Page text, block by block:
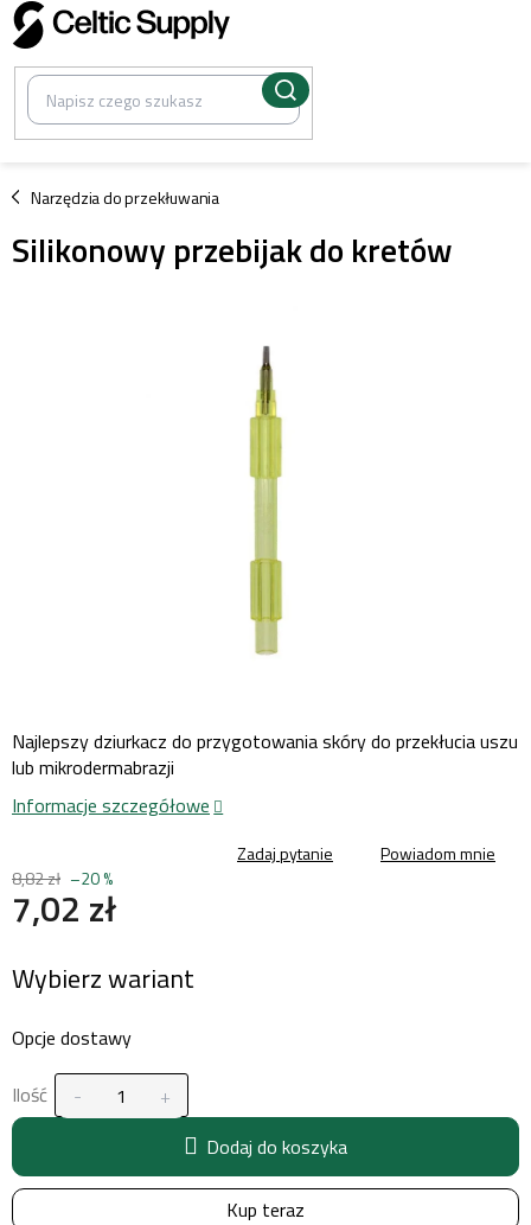
Przejść
do
treści
Narzędzia do przekłuwania
/
Silikonowy przebijak do kretów
8,82 zł –20 %
7,02 zł
jednostkowa:
Wybierz wariant
Opcje dostawy
Ilość
Dodaj do koszyka
Kup teraz
Najlepszy dziurkacz do przygotowania skóry do przekłucia uszu
lub mikrodermabrazji
Informacje szczegółowe
Zadaj pytanie Powiadom mnie